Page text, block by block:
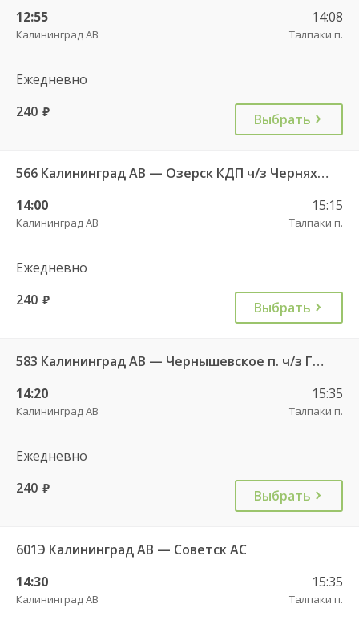
12:55
Калининград АВ
14:08
Талпаки п.
Ежедневно
240 руб. Выбрать
566 Калининград АВ — Озерск КДП ч/з Черняховск АС
14:00
Калининград АВ
15:15
Талпаки п.
Ежедневно
240 руб. Выбрать
583 Калининград АВ — Чернышевское п. ч/з Гвардейск КДП, Черняховск АС
14:20
Калининград АВ
15:35
Талпаки п.
Ежедневно
240 руб. Выбрать
601Э Калининград АВ — Советск АС
14:30
Калининград АВ
15:35
Талпаки п.